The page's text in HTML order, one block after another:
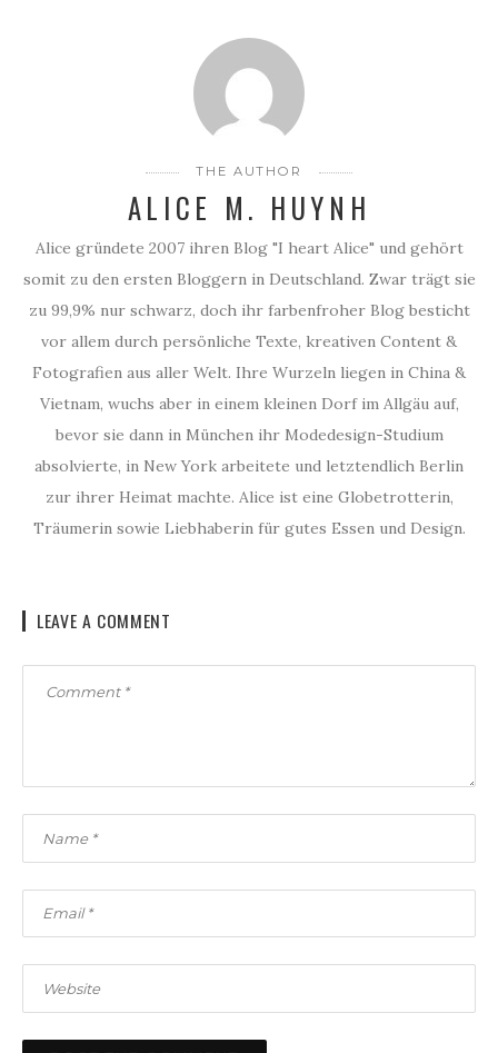
THE AUTHOR
ALICE M. HUYNH
Alice gründete 2007 ihren Blog "I heart Alice" und gehört
somit zu den ersten Bloggern in Deutschland. Zwar trägt sie
zu 99,9% nur schwarz, doch ihr farbenfroher Blog besticht
vor allem durch persönliche Texte, kreativen Content &
Fotografien aus aller Welt. Ihre Wurzeln liegen in China &
Vietnam, wuchs aber in einem kleinen Dorf im Allgäu auf,
bevor sie dann in München ihr Modedesign-Studium
absolvierte, in New York arbeitete und letztendlich Berlin
zur ihrer Heimat machte. Alice ist eine Globetrotterin,
Träumerin sowie Liebhaberin für gutes Essen und Design.
LEAVE A COMMENT